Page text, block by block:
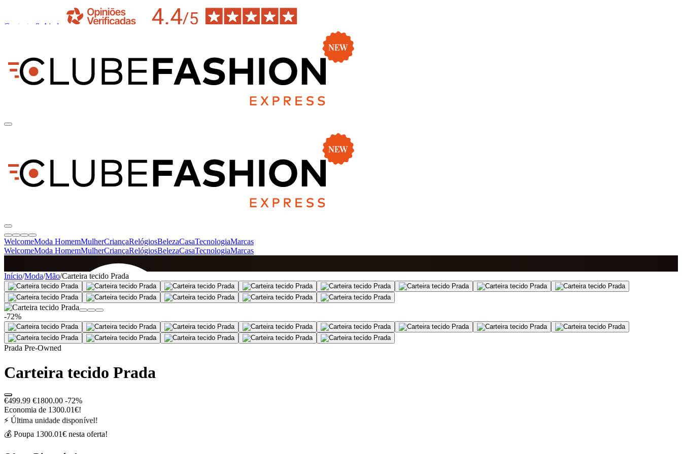
Contacto & Ajuda
WelcomeModa HomemMulherCriançaRelógiosBelezaCasaTecnologiaMarcas
WelcomeModa HomemMulherCriançaRelógiosBelezaCasaTecnologiaMarcas
SINCE 2005
+de 36.000 reviews
Início/Moda/Mão/Carteira tecido Prada
-72%
Prada Pre-Owned
Carteira tecido Prada
€499.99 €1800.00 -72%
Economia de 1300.01€!
⚡ Última unidade disponível!
💰 Poupa 1300.01€ nesta oferta!